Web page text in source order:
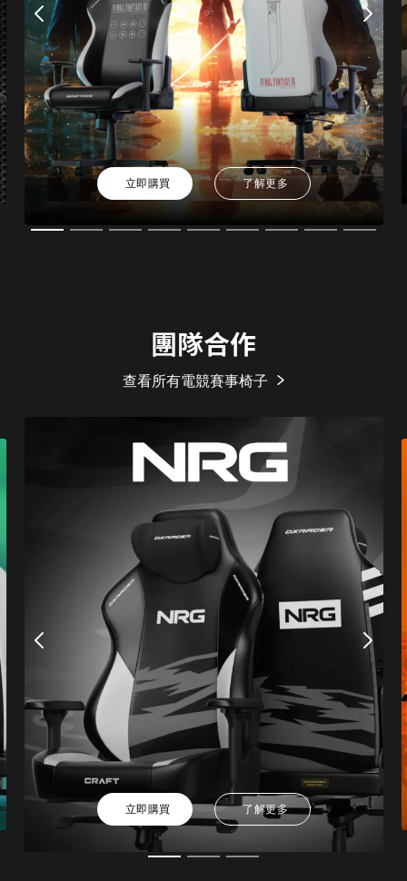
立即購買 了解更多
團隊合作
查看所有電競賽事椅子
立即購買 了解更多